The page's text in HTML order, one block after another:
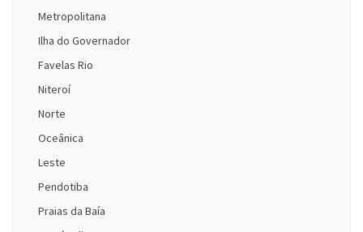
Metropolitana
Ilha do Governador
Favelas Rio
Niteroí
Norte
Oceânica
Leste
Pendotiba
Praias da Baía